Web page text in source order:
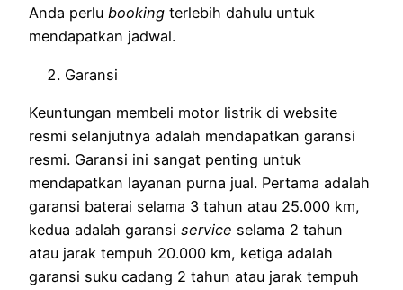
Anda perlu booking terlebih dahulu untuk
mendapatkan jadwal.
Garansi
Keuntungan membeli motor listrik di website
resmi selanjutnya adalah mendapatkan garansi
resmi. Garansi ini sangat penting untuk
mendapatkan layanan purna jual. Pertama adalah
garansi baterai selama 3 tahun atau 25.000 km,
kedua adalah garansi service selama 2 tahun
atau jarak tempuh 20.000 km, ketiga adalah
garansi suku cadang 2 tahun atau jarak tempuh